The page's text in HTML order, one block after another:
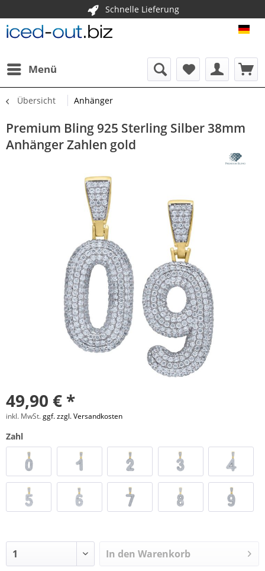
Schnelle Lieferung
Menü
Übersicht Anhänger
Premium Bling 925 Sterling Silber 38mm
Anhänger Zahlen gold
49,90 € *
inkl. MwSt.ggf. zzgl. Versandkosten
Zahl
In den Warenkorb